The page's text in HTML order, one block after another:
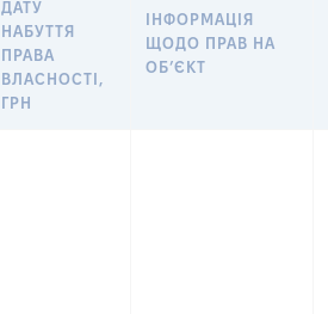
ДАТУ
НАБУТТЯ
ПРАВА
ВЛАСНОСТІ,
ГРН
ІНФОРМАЦІЯ
ЩОДО ПРАВ НА
ОБ’ЄКТ